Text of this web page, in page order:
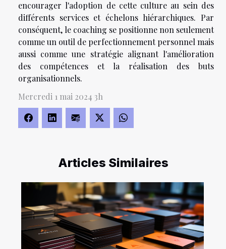
Articles Similaires
encourager l'adoption de cette culture au sein des
différents services et échelons hiérarchiques. Par
conséquent, le coaching se positionne non seulement
comme un outil de perfectionnement personnel mais
aussi comme une stratégie alignant l'amélioration
des compétences et la réalisation des buts
organisationnels.
Mercredi 1 mai 2024 3h